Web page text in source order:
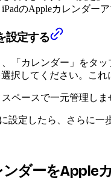
のAppleカレンダー
設定する
「カレンダー」をタ
択してください。こ
ペースで一元管理しま
設定したら、さらに
ダーをApple